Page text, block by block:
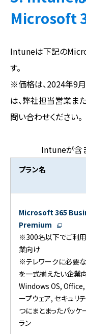
Microsoft
Intuneは下記の
す。
※価格は、2024年9
は、弊社担当営業ま
問い合わせください。
Intuneが含
プラン名
Microsoft 365
Premium
※300名以下でご利
業向け
※テレワークに必要
を一式揃えたい企業
Windows OS, Office,
ープウェア, セキュリ
つにまとまったパッケ
ラン